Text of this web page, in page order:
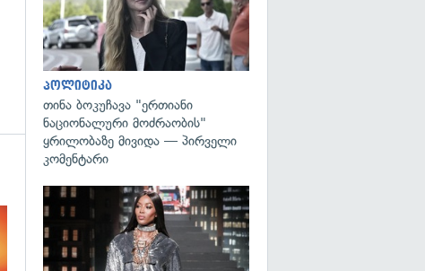
პოლიტიკა
თინა ბოკუჩავა "ერთიანი
ნაციონალური მოძრაობის"
ყრილობაზე მივიდა — პირველი
კომენტარი